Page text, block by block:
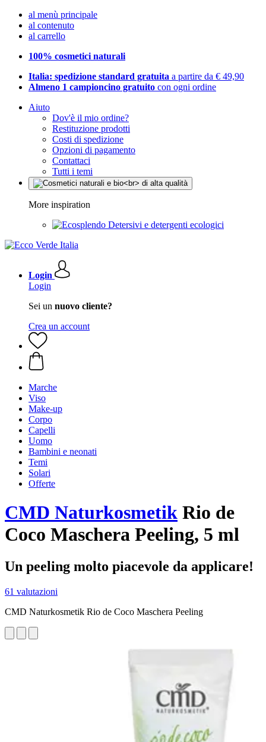
al menù principale
al contenuto
al carrello
100% cosmetici naturali
Italia: spedizione standard gratuita a partire da € 49,90
Almeno 1 campioncino gratuito con ogni ordine
Aiuto
Dov'è il mio ordine?
Restituzione prodotti
Costi di spedizione
Opzioni di pagamento
Contattaci
Tutti i temi
More inspiration
Detersivi e detergenti ecologici
Login
Login
Sei un nuovo cliente?
Crea un account
Marche
Viso
Make-up
Corpo
Capelli
Uomo
Bambini e neonati
Temi
Solari
Offerte
CMD Naturkosmetik Rio de
Coco Maschera Peeling, 5 ml
Un peeling molto piacevole da applicare!
61 valutazioni
CMD Naturkosmetik Rio de Coco Maschera Peeling